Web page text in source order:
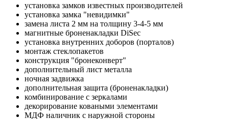
установка замков известных производителей
установка замка "невидимки"
замена листа 2 мм на толщину 3-4-5 мм
магнитные броненакладки DiSec
установка внутренних доборов (порталов)
монтаж стеклопакетов
конструкция "бронеконверт"
дополнительный лист металла
ночная задвижка
дополнительная защита (броненакладки)
комбинирование с зеркалами
декорирование коваными элементами
МДФ наличник с наружной стороны